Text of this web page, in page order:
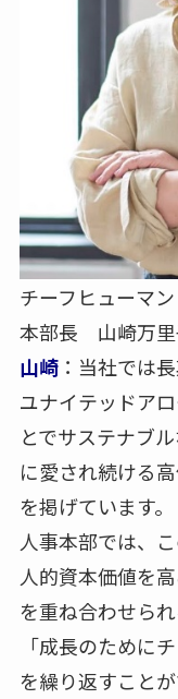
チーフヒューマ
本部長 山崎万
山崎：当社では
ユナイテッドア
とでサステナブ
に愛され続ける
を掲げています。
人事本部では、
人的資本価値を
を重ね合わせら
「成長のために
を繰り返すこと